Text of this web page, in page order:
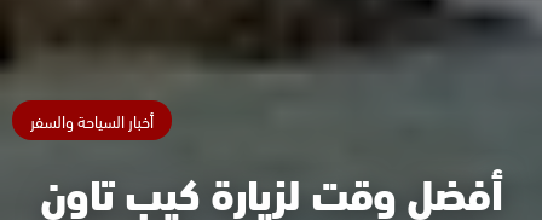
أخبار السياحة والسفر
أفضل وقت لزيارة كيب تاون